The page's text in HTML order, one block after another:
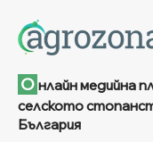
О нлайн медийна
селското
България